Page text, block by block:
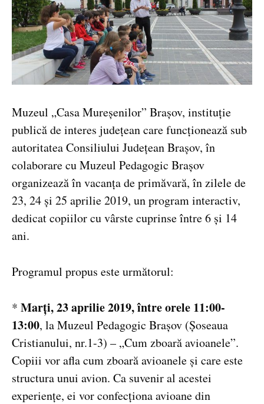
Muzeul „Casa Mureșenilor” Brașov, instituție
publică de interes județean care funcționează sub
autoritatea Consiliului Județean Brașov, în
colaborare cu Muzeul Pedagogic Brașov
organizează în vacanța de primăvară, în zilele de
23, 24 și 25 aprilie 2019, un program interactiv,
dedicat copiilor cu vârste cuprinse între 6 și 14
ani.
Programul propus este următorul:
* Marți, 23 aprilie 2019, între orele 11:00-
13:00, la Muzeul Pedagogic Brașov (Șoseaua
Cristianului, nr.1-3) – „Cum zboară avioanele”.
Copiii vor afla cum zboară avioanele și care este
structura unui avion. Ca suvenir al acestei
experiențe, ei vor confecționa avioane din